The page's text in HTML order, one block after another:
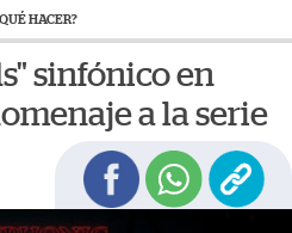
HACER?
sinfónico en
a la serie